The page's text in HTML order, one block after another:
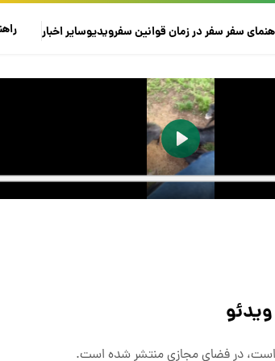
سفرسفر در زمانقوانین سفرویدیوسایراخبار
است، در فضای مجازی منتشر شده است.